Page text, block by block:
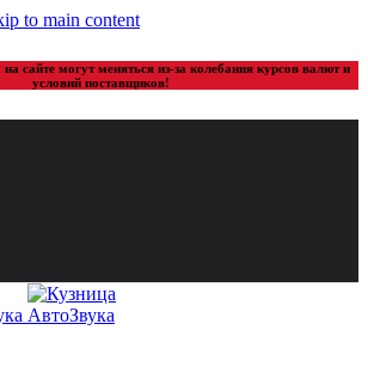
to main content
сайте могут меняться из-за колебания курсов валют и
условий поставщиков!